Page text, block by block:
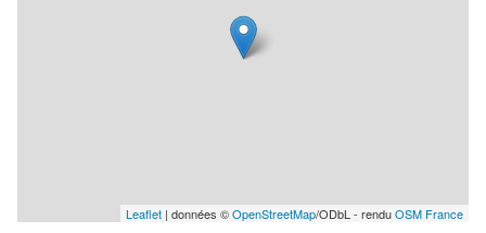
Leaflet | données ©OpenStreetMap/ODbL - renduOSM France